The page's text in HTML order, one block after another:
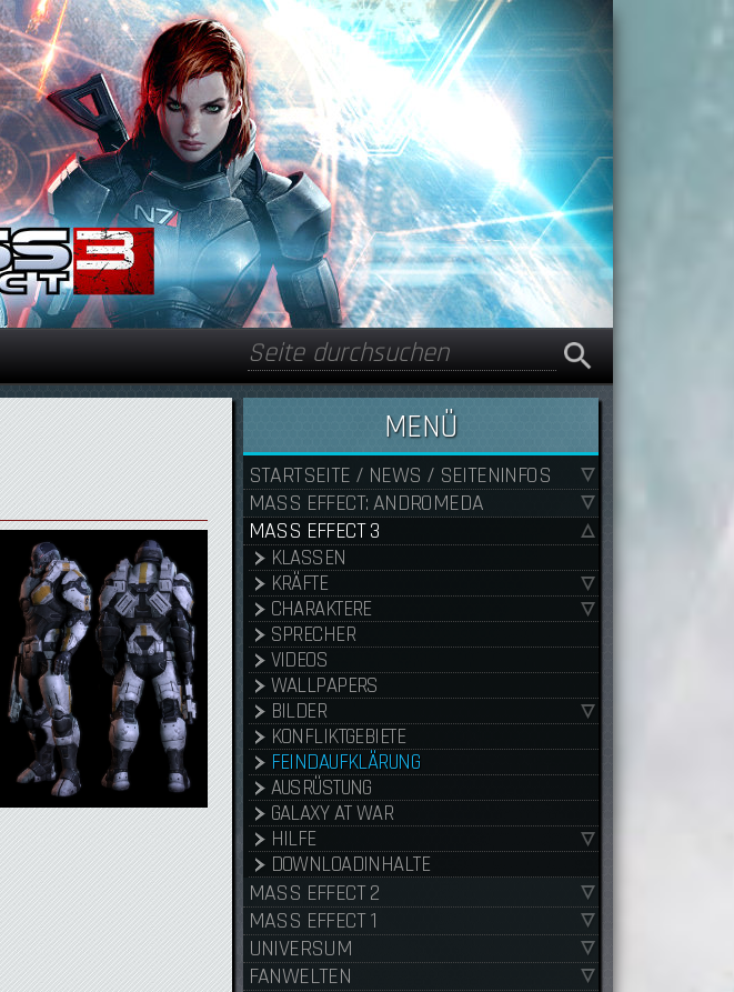
Suchformular
Suche
MENÜ
STARTSEITE / NEWS / SEITENINFOS
MASS EFFECT: ANDROMEDA
MASS EFFECT 3
KLASSEN
KRÄFTE
CHARAKTERE
SPRECHER
VIDEOS
WALLPAPERS
BILDER
KONFLIKTGEBIETE
FEINDAUFKLÄRUNG
AUSRÜSTUNG
GALAXY AT WAR
HILFE
DOWNLOADINHALTE
MASS EFFECT 2
MASS EFFECT 1
UNIVERSUM
FANWELTEN